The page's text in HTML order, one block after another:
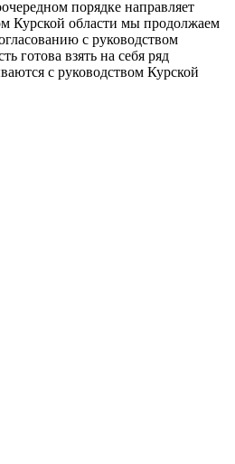
порядке направляет
Курской области мы продолжаем
с руководством
готова взять на себя ряд
с руководством Курской